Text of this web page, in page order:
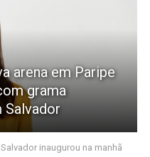
arena em Paripe
grama
Salvador
inaugurou na manhã